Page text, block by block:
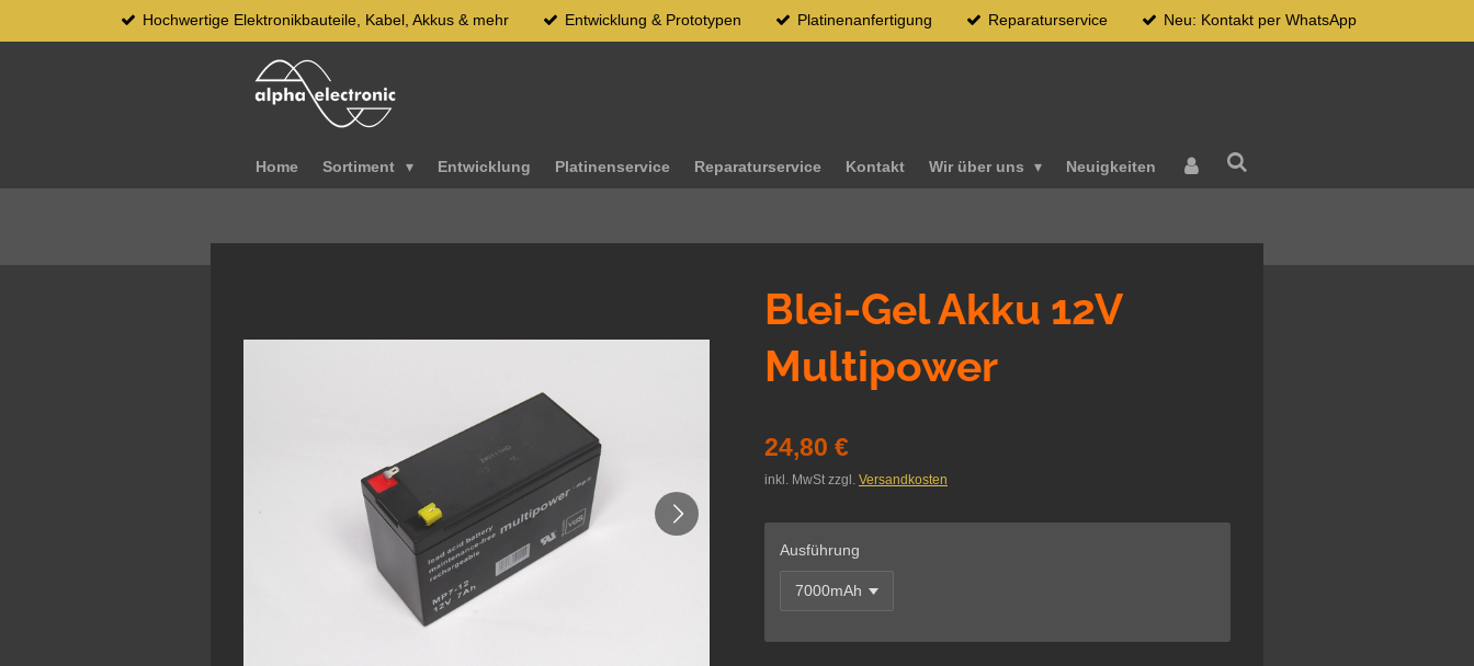
Hauptinhalt
Hochwertige Elektronikbauteile, Kabel, Akkus & mehr Entwicklung & Prototypen Platinenanfertigung Reparaturservice Neu: Kontakt per WhatsApp
Home Sortiment Entwicklung Platinenservice Reparaturservice Kontakt Wir über uns Neuigkeiten
Blei-Gel Akku 12V
Multipower
24,80 €
inkl. MwSt zzgl. Versandkosten
Ausführung